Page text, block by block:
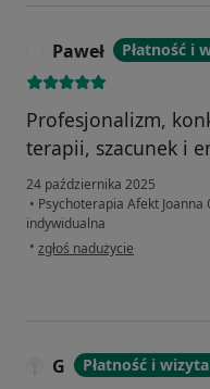
Paweł Płatność i
Profesjonalizm,
terapii, szacunek i
24 października 2025
• Psychoterapia Afekt
indywidualna
• w opinii użytkownika Paweł
zgłoś nadużycie
G Płatność i